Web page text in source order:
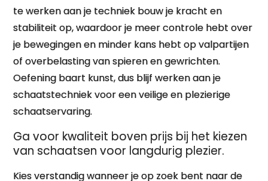
te werken aan je techniek bouw je kracht en
stabiliteit op, waardoor je meer controle hebt over
je bewegingen en minder kans hebt op valpartijen
of overbelasting van spieren en gewrichten.
Oefening baart kunst, dus blijf werken aan je
schaatstechniek voor een veilige en plezierige
schaatservaring.
Ga voor kwaliteit boven prijs bij het kiezen
van schaatsen voor langdurig plezier.
Kies verstandig wanneer je op zoek bent naar de